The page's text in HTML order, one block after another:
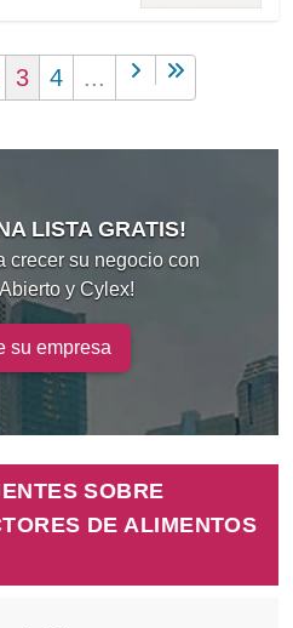
3 4 ...
LISTA GRATIS!
crecer su negocio con
y Cylex!
su empresa
SOBRE
DE ALIMENTOS